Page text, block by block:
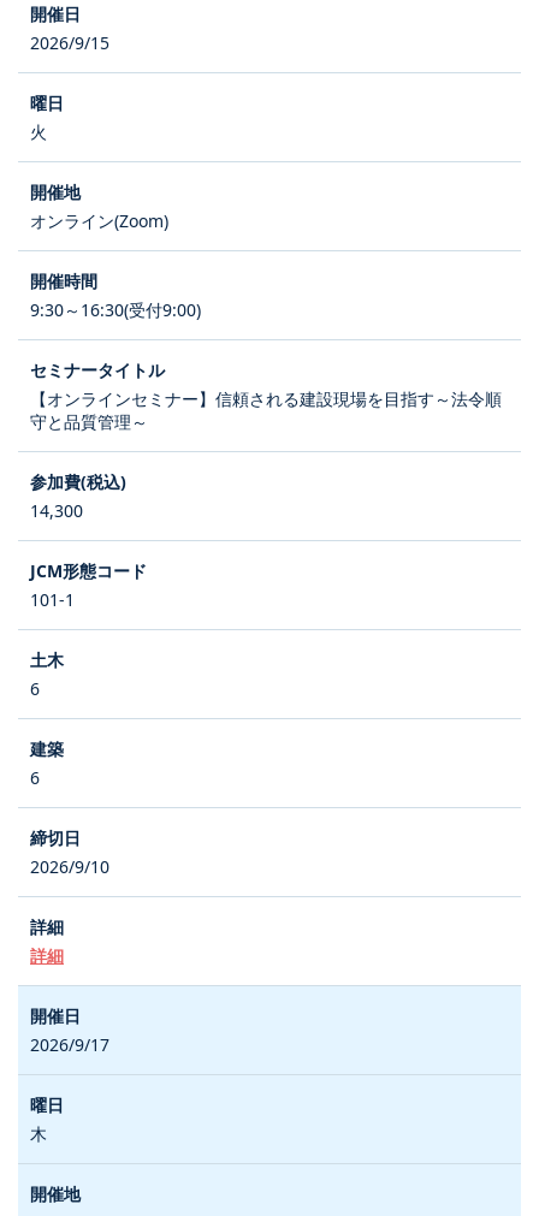
2026/9/15
火
オンライン(Zoom)
9:30～16:30(受付9:00)
【オンラインセミナー】信頼される建設現場を目指す～法令順
守と品質管理～
14,300
101-1
6
6
2026/9/10
詳細
2026/9/17
木